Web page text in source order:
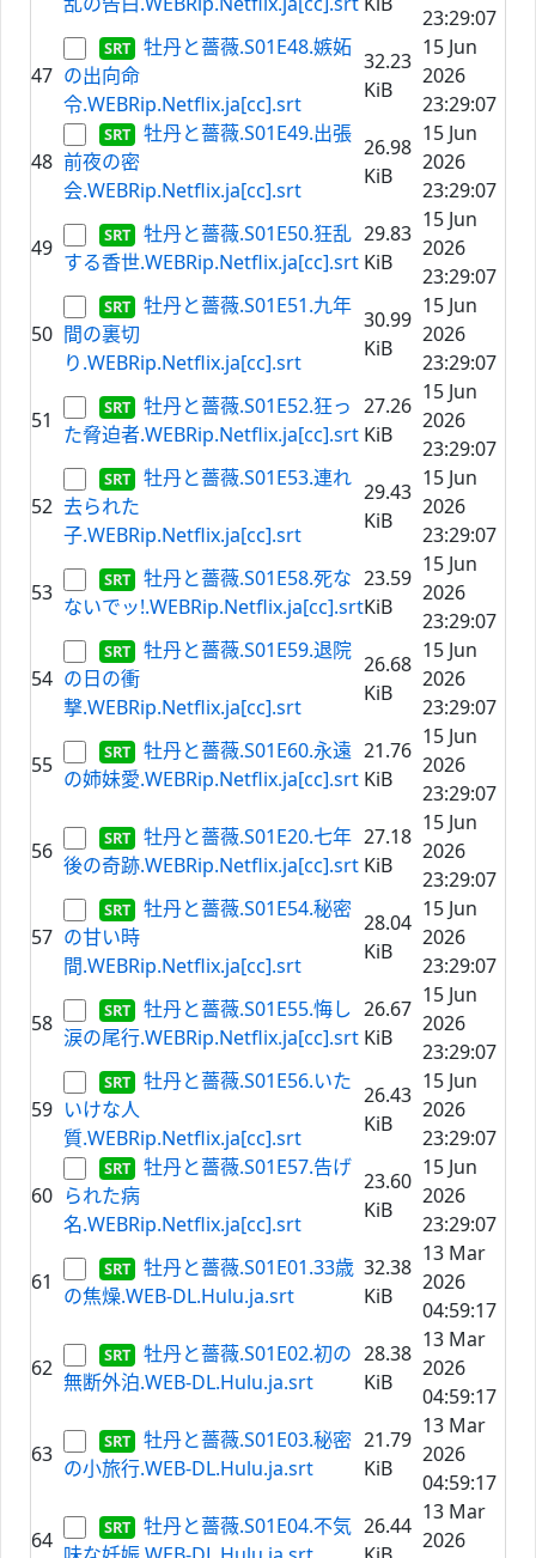
23:29:07
47
牡丹と薔薇.S01E48.嫉妬
の出向命
令.WEBRip.Netflix.ja[cc].srt
32.23
KiB
15 Jun
2026
23:29:07
48
牡丹と薔薇.S01E49.出張
前夜の密
会.WEBRip.Netflix.ja[cc].srt
26.98
KiB
15 Jun
2026
23:29:07
49
牡丹と薔薇.S01E50.狂乱
する香世.WEBRip.Netflix.ja[cc].srt
29.83
KiB
15 Jun
2026
23:29:07
50
牡丹と薔薇.S01E51.九年
間の裏切
り.WEBRip.Netflix.ja[cc].srt
30.99
KiB
15 Jun
2026
23:29:07
51
牡丹と薔薇.S01E52.狂っ
た脅迫者.WEBRip.Netflix.ja[cc].srt
27.26
KiB
15 Jun
2026
23:29:07
52
牡丹と薔薇.S01E53.連れ
去られた
子.WEBRip.Netflix.ja[cc].srt
29.43
KiB
15 Jun
2026
23:29:07
53
牡丹と薔薇.S01E58.死な
ないでッ!.WEBRip.Netflix.ja[cc].srt
23.59
KiB
15 Jun
2026
23:29:07
54
牡丹と薔薇.S01E59.退院
の日の衝
撃.WEBRip.Netflix.ja[cc].srt
26.68
KiB
15 Jun
2026
23:29:07
55
牡丹と薔薇.S01E60.永遠
の姉妹愛.WEBRip.Netflix.ja[cc].srt
21.76
KiB
15 Jun
2026
23:29:07
56
牡丹と薔薇.S01E20.七年
後の奇跡.WEBRip.Netflix.ja[cc].srt
27.18
KiB
15 Jun
2026
23:29:07
57
牡丹と薔薇.S01E54.秘密
の甘い時
間.WEBRip.Netflix.ja[cc].srt
28.04
KiB
15 Jun
2026
23:29:07
58
牡丹と薔薇.S01E55.悔し
涙の尾行.WEBRip.Netflix.ja[cc].srt
26.67
KiB
15 Jun
2026
23:29:07
59
牡丹と薔薇.S01E56.いた
いけな人
質.WEBRip.Netflix.ja[cc].srt
26.43
KiB
15 Jun
2026
23:29:07
60
牡丹と薔薇.S01E57.告げ
られた病
名.WEBRip.Netflix.ja[cc].srt
23.60
KiB
15 Jun
2026
23:29:07
61
牡丹と薔薇.S01E01.33歳
の焦燥.WEB-DL.Hulu.ja.srt
32.38
KiB
13 Mar
2026
04:59:17
62
牡丹と薔薇.S01E02.初の
無断外泊.WEB-DL.Hulu.ja.srt
28.38
KiB
13 Mar
2026
04:59:17
63
牡丹と薔薇.S01E03.秘密
の小旅行.WEB-DL.Hulu.ja.srt
21.79
KiB
13 Mar
2026
04:59:17
64
牡丹と薔薇.S01E04.不気 26.44
13 Mar
2026